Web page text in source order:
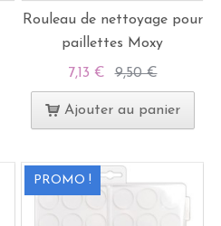
Rouleau de nettoyage pour
paillettes Moxy
7,13 € 9,50 €
Ajouter au panier
PROMO !